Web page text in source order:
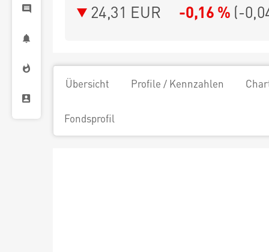
24,31 EUR -0,16 % (-
Übersicht Profile / Kennzahlen
Fondsprofil